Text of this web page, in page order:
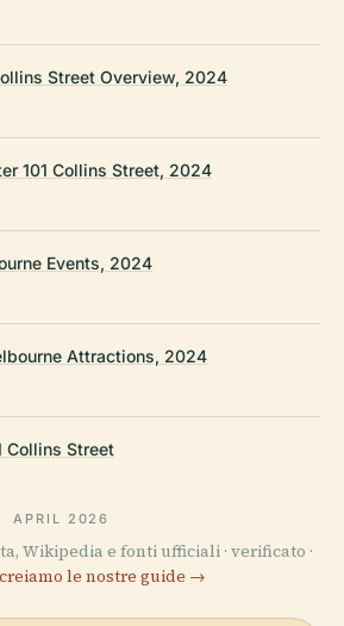
Street Overview, 2024
101 Collins Street, 2024
Events, 2024
Attractions, 2024
Street
APRIL 2026
Wikipedia e fonti ufficiali · verificato ·
le nostre guide →